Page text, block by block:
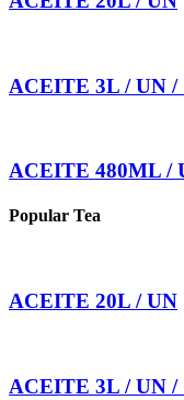
ACEITE 3L / UN /
ACEITE 480ML /
Popular Tea
ACEITE 20L / UN
ACEITE 3L / UN /